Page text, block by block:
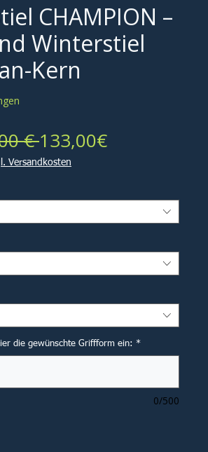
CHAMPION –
Winterstiel
Kern
€ Standardpreis
133,00€Sale-
Versandkosten
die gewünschte Griffform ein: *
0/500